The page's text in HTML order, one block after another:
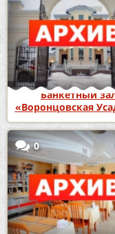
Банкетный
«Воронцовская
0